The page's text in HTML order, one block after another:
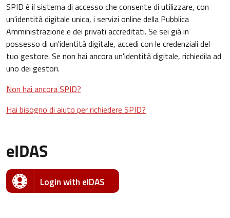
SPID è il sistema di accesso che consente di utilizzare, con
un'identità digitale unica, i servizi online della Pubblica
Amministrazione e dei privati accreditati. Se sei già in
possesso di un'identità digitale, accedi con le credenziali del
tuo gestore. Se non hai ancora un'identità digitale, richiedila ad
uno dei gestori.
Non hai ancora SPID?
Hai bisogno di aiuto per richiedere SPID?
eIDAS
Login with eIDAS